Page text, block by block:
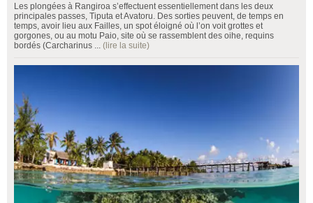
Les plongées à Rangiroa s’effectuent essentiellement dans les deux
principales passes, Tiputa et Avatoru. Des sorties peuvent, de temps en
temps, avoir lieu aux Failles, un spot éloigné où l’on voit grottes et
gorgones, ou au motu Paio, site où se rassemblent des oihe, requins
bordés (Carcharinus ... (lire la suite)